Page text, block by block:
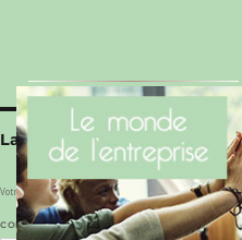
Laisser un commentaire
Votre adresse e-mail ne sera pas publiée.Les champs
COMMENTAIRE*